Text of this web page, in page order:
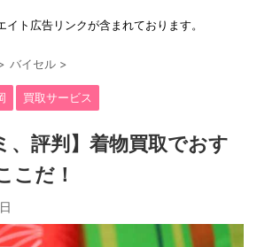
ト広告リンクが含まれております。
バイセル >
買取サービス
、評判】着物買取でおす
こだ！